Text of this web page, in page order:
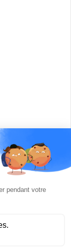
Innovation Media